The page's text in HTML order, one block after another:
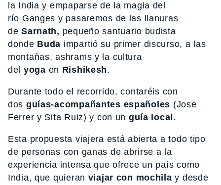
la India y empaparse de la magia del
río Ganges y pasaremos de las llanuras
deSarnath, pequeño santuario budista
donde Buda impartió su primer discurso, a las
montañas, ashrams y la cultura
del yoga en Rishikesh.
Durante todo el recorrido, contaréis con
dos guías-acompañantes españoles (Jose
Ferrer y Sita Ruiz) y con un guía local .
Esta propuesta viajera está abierta a todo tipo
de personas con ganas de abrirse a la
experiencia intensa que ofrece un país como
India, que quieran viajar con mochila y desde